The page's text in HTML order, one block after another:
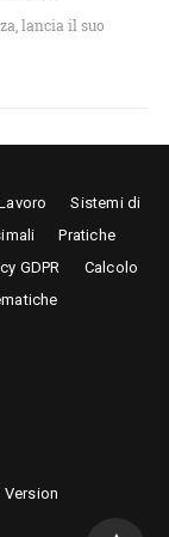
lancia il suo
Sistemi di
Pratiche
GDPR
Calcolo
Version